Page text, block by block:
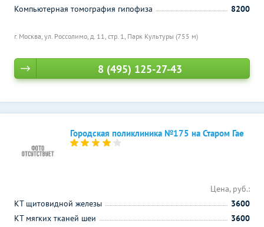
г. Москва, ул. Россолимо, д. 11, стр. 1, Парк Культуры (755 м)
Компьютерная томография гипофиза
8200
8 (495) 125-27-43
Городская поликлиника №175 на Старом Гае
Цена, руб.:
КТ щитовидной железы
3600
КТ мягких тканей шеи
3600